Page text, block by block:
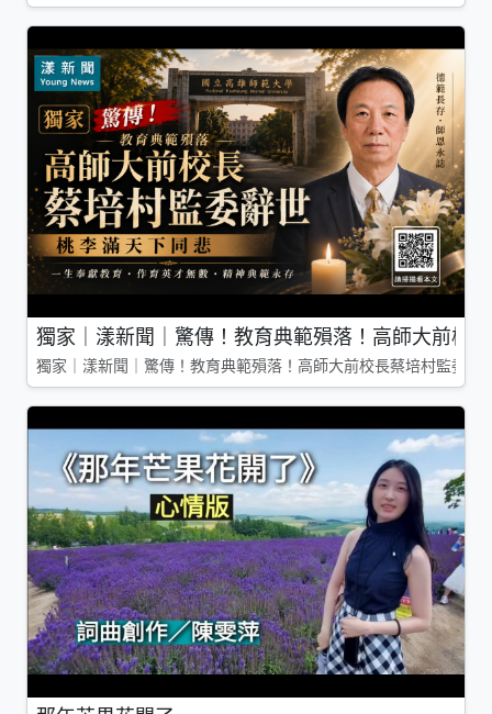
獨家｜漾新聞｜驚傳！教育典範殞落！高師大前校
獨家｜漾新聞｜驚傳！教育典範殞落！高師大前校長蔡培村監委